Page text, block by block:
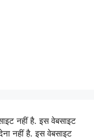
नहीं है. इस वेबसाइट
नहीं है. इस वेबसाइट